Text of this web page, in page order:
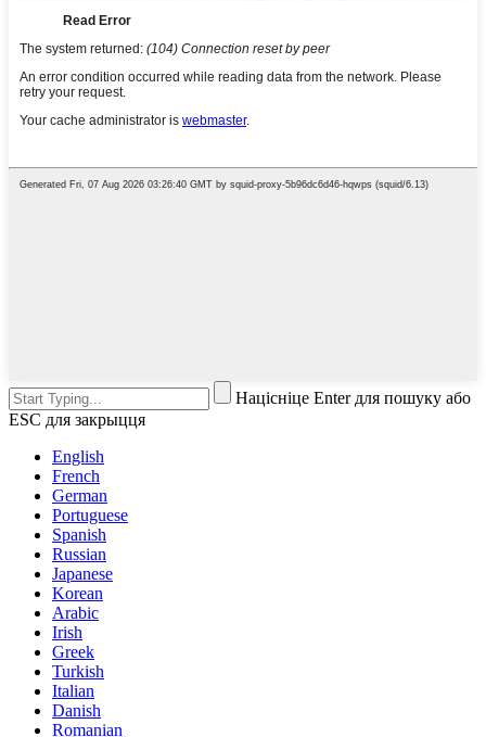
Націсніце Enter для пошуку або
ESC для закрыцця
English
French
German
Portuguese
Spanish
Russian
Japanese
Korean
Arabic
Irish
Greek
Turkish
Italian
Danish
Romanian